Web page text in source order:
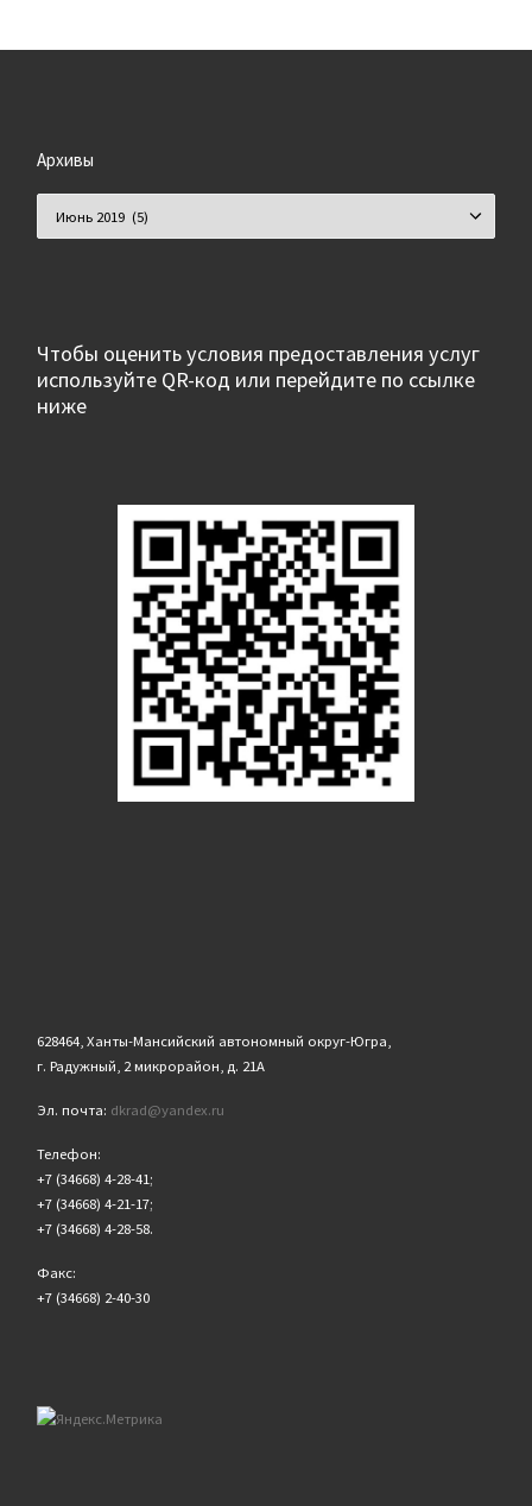
Архивы
Чтобы оценить условия предоставления услуг
используйте QR-код или перейдите по ссылке
ниже
628464, Ханты-Мансийский автономный округ-Югра,
г. Радужный, 2 микрорайон, д. 21А
Эл. почта: dkrad@yandex.ru
Телефон:
+7 (34668) 4-28-41;
+7 (34668) 4-21-17;
+7 (34668) 4-28-58.
Факс:
+7 (34668) 2-40-30